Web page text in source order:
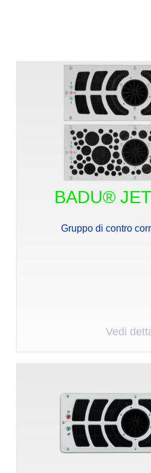
BADU®
Gruppo di contro
Vedi